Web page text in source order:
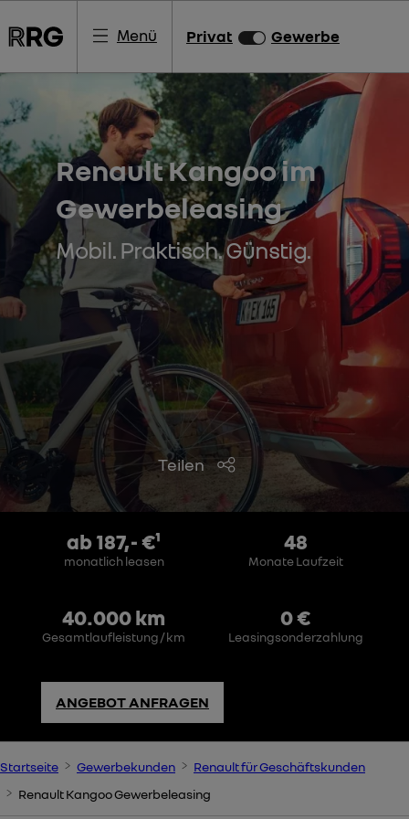
Menü Privat Gewerbe
Renault Kangoo im
Gewerbeleasing
Mobil. Praktisch. Günstig.
Teilen
ab 187,- €¹
monatlich leasen
48
Monate Laufzeit
40.000 km
Gesamtlaufleistung / km
0 €
Leasingsonderzahlung
ANGEBOT ANFRAGEN
Startseite Gewerbekunden
Renault für Geschäftskunden
Renault Kangoo Gewerbeleasing